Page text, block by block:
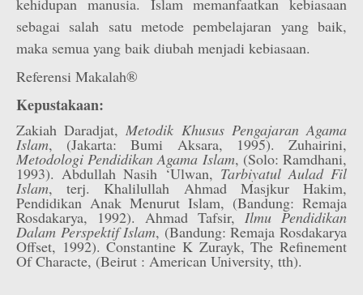
kehidupan manusia. Islam memanfaatkan kebiasaan
sebagai salah satu metode pembelajaran yang baik,
maka semua yang baik diubah menjadi kebiasaan.
Referensi Makalah®
Kepustakaan:
Zakiah Daradjat,Metodik Khusus Pengajaran Agama
Islam, (Jakarta: Bumi Aksara, 1995). Zuhairini,
Metodologi Pendidikan Agama Islam, (Solo: Ramdhani,
1993). Abdullah Nasih ‘Ulwan, Tarbiyatul Aulad Fil
Islam, terj. Khalilullah Ahmad Masjkur Hakim,
Pendidikan Anak Menurut Islam, (Bandung: Remaja
Rosdakarya, 1992). Ahmad Tafsir, Ilmu Pendidikan
Dalam Perspektif Islam, (Bandung: Remaja Rosdakarya
Offset, 1992). Constantine K Zurayk, The Refinement
Of Characte, (Beirut : American University, tth).